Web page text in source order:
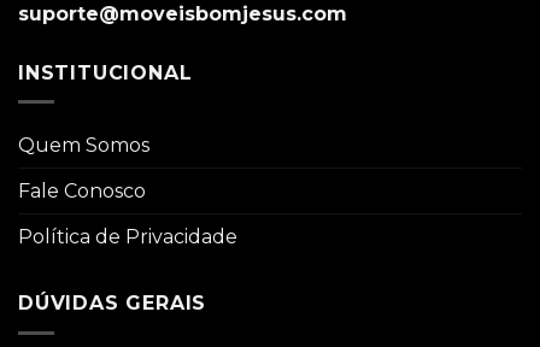
suporte@moveisbomjesus.com
INSTITUCIONAL
Quem Somos
Fale Conosco
Política de Privacidade
DÚVIDAS GERAIS